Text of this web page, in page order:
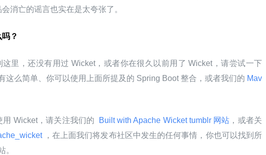
消亡的谣言也实在是太夸张了。
？
这里，还没有用过 Wicket，或者你在很久以前用了 Wicket，请尝试一下
这么简单、你可以使用上面所提及的 Spring Boot 整合，或者我们的 Mav
Wicket，请关注我们的 Built with Apache Wicket tumblr 网站 ，或者关
，在上面我们将发布社区中发生的任何事情，你也可以找到所
。